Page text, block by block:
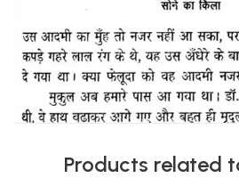
Products related